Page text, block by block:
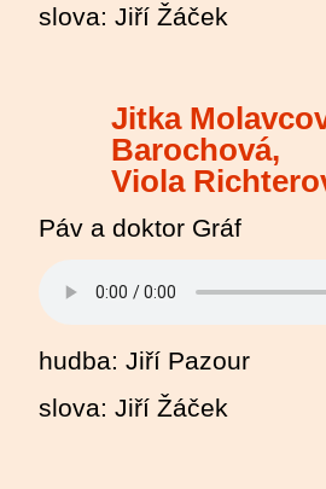
slova: Jiří Žáček
Jitka
Barochová,
Viola
Páv a doktor Gráf
hudba: Jiří Pazour
slova: Jiří Žáček